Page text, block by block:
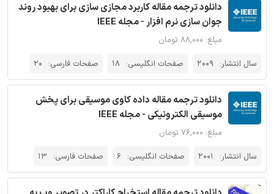
دانلود ترجمه مقاله کاربرد مجازی سازی برای بهبود روند
جوان سازی نرم افزار - مجله IEEE
مبلغ: ۸۸,۰۰۰ تومان
سال انتشار: 2009 صفحات انگلیسی: 18 صفحات فارسی: 20
دانلود ترجمه مقاله داده کاوی موسیقی برای پخش
موسیقی الکترونیکی - مجله IEEE
مبلغ: ۷۶,۰۰۰ تومان
سال انتشار:
2001 صفحات انگلیسی: 6 صفحات فارسی: 13